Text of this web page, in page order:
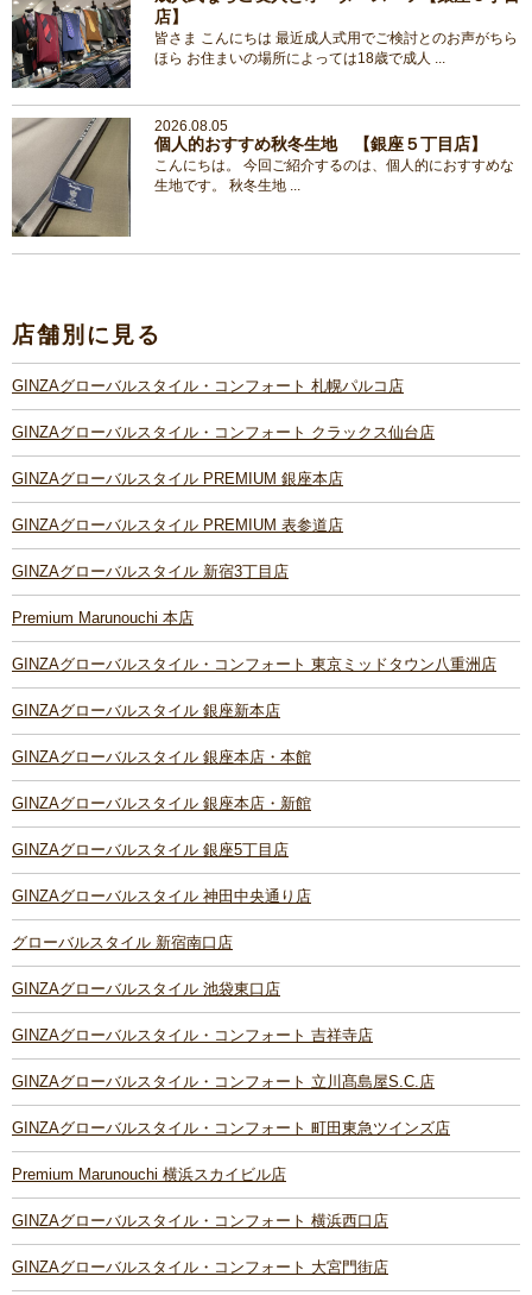
店】
皆さま こんにちは 最近成人式用でご検討とのお声がちら
ほら お住まいの場所によっては18歳で成人 ...
2026.08.05
個人的おすすめ秋冬生地 【銀座５丁目店】
こんにちは。 今回ご紹介するのは、個人的におすすめな
生地です。 秋冬生地 ...
店舗別に見る
GINZAグローバルスタイル・コンフォート 札幌パルコ店
GINZAグローバルスタイル・コンフォート クラックス仙台店
GINZAグローバルスタイル PREMIUM 銀座本店
GINZAグローバルスタイル PREMIUM 表参道店
GINZAグローバルスタイル 新宿3丁目店
Premium Marunouchi 本店
GINZAグローバルスタイル・コンフォート 東京ミッドタウン八重洲店
GINZAグローバルスタイル 銀座新本店
GINZAグローバルスタイル 銀座本店・本館
GINZAグローバルスタイル 銀座本店・新館
GINZAグローバルスタイル 銀座5丁目店
GINZAグローバルスタイル 神田中央通り店
グローバルスタイル 新宿南口店
GINZAグローバルスタイル 池袋東口店
GINZAグローバルスタイル・コンフォート 吉祥寺店
GINZAグローバルスタイル・コンフォート 立川髙島屋S.C.店
GINZAグローバルスタイル・コンフォート 町田東急ツインズ店
Premium Marunouchi 横浜スカイビル店
GINZAグローバルスタイル・コンフォート 横浜西口店
GINZAグローバルスタイル・コンフォート 大宮門街店